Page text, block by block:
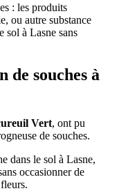
: les produits
ou autre substance
sol à Lasne sans
de souches à
Vert, ont pu
de souches.
dans le sol à Lasne,
occasionner de